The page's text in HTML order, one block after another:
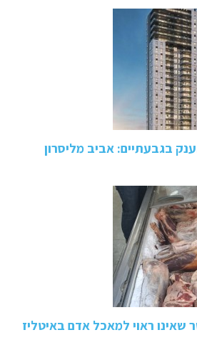
בגבעתיים: אביב מליסרון
ק"ג בשר שאינו ראוי למאכל אדם באיטליז